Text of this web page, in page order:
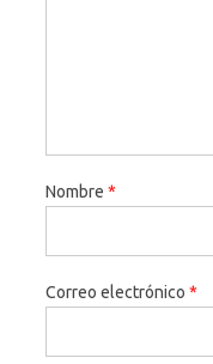
Nombre *
Correo electrónico *